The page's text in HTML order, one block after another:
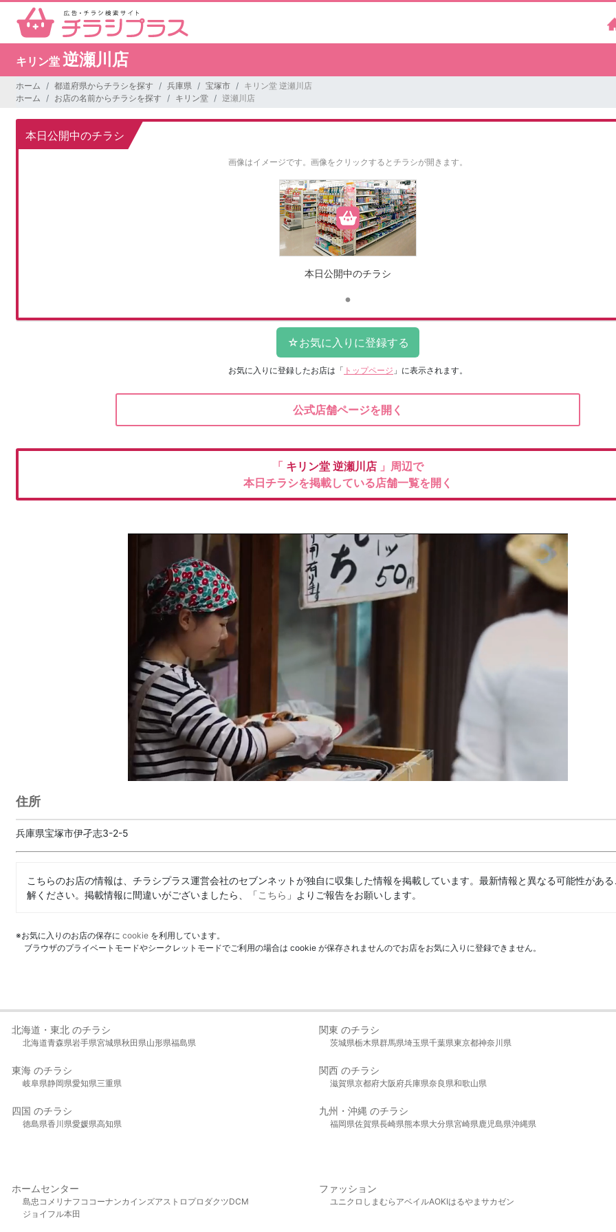
キリン堂 逆瀬川店
ホーム 都道府県からチラシを探す 兵庫県 宝塚市
キリン堂 逆瀬川店
ホーム
お店の名前からチラシを探す キリン堂 逆瀬川店
本日公開中のチラシ
画像はイメージです。 画像をクリックするとチラシが開きます。
本日公開中のチラシ
お気に入りに登録したお店は 「 トップページ 」に表示されます。
公式店舗ページを開く
「 キリン堂 逆瀬川店 」周辺で
本日チラシを掲載している店舗一覧を開く
住所
兵庫県宝塚市伊孑志3-2-5
こちらのお店の情報は、チラシプラス運営会社のセブンネットが独自に収集した情報を掲載しています。最新情報と異なる可能性があ
解ください。掲載情報に間違いがございましたら、「こちら 」よりご報告をお願いします。
※お気に入りのお店の保存に cookie を利用しています。
ブラウザのプライベートモードやシークレットモードでご利用の場合は cookie が保存されませんのでお店をお気に入りに登録できません。
北海道・東北 のチラシ
北海道青森県岩手県宮城県秋田県山形県福島県
関東 のチラシ
茨城県栃木県群馬県埼玉県千葉県東京都神奈川県
東海 のチラシ
岐阜県静岡県愛知県三重県
関西 のチラシ
滋賀県京都府大阪府兵庫県奈良県和歌山県
四国 のチラシ
徳島県香川県愛媛県高知県
九州・沖縄 のチラシ
福岡県佐賀県長崎県熊本県大分県宮崎県鹿児島県沖縄県
ホームセンター
島忠 コメリ ナフコ コーナンカインズアストロプロダクツDCM
ジョイフル本田
ファッション
ユニクロ しまむら アベイルAOKIはるやま サカゼン